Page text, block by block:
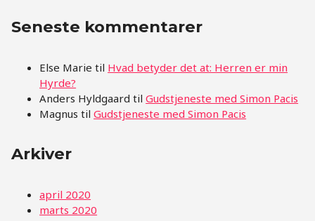
Seneste kommentarer
Else Marie til Hvad betyder det at: Herren er min
Hyrde?
Anders Hyldgaard tilGudstjeneste med Simon Pacis
Magnus tilGudstjeneste med Simon Pacis
Arkiver
april 2020
marts 2020